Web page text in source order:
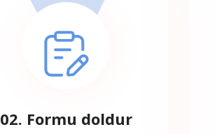
02. Formu doldur